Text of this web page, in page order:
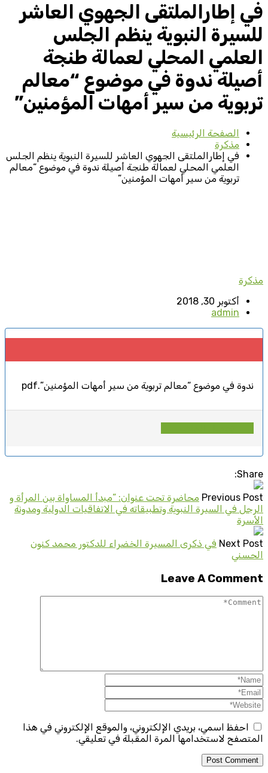
في إطارالملتقى الجهوي العاشر
للسيرة النبوية ينظم الجلس
العلمي المحلي لعمالة طنجة
أصيلة ندوة في موضوع “معالم
تربوية من سير أمهات المؤمنين”
الصفحة الرئيسية
مذكرة
في إطارالملتقى الجهوي العاشر للسيرة النبوية ينظم الجلس
العلمي المحلي لعمالة طنجة أصيلة ندوة في موضوع “معالم
تربوية من سير أمهات المؤمنين”
مذكرة
أكتوبر 30, 2018
admin
ندوة في موضوع “معالم تربوية من سير أمهات المؤمنين”.pdf
Share:
Previous Post محاضرة تحت عنوان: “مبدأ المساواة بين المرأة و
الرجل في السيرة النبوية وتطبيقاته في الاتفاقيات الدولية ومدونة
الأسرة
Next Post في ذكرى المسيرة الخضراء للدكتور محمد كنون
الحسني
Leave A Comment
احفظ اسمي، بريدي الإلكتروني، والموقع الإلكتروني في هذا
المتصفح لاستخدامها المرة المقبلة في تعليقي.